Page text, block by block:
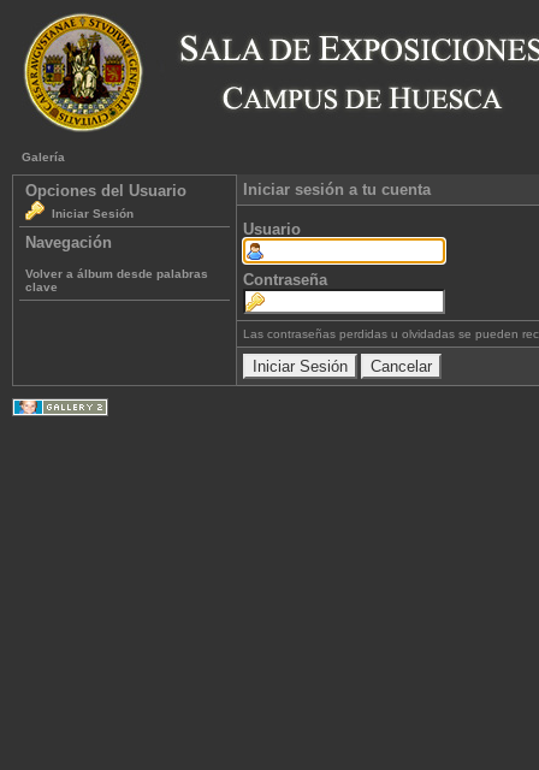
Galería
Opciones del Usuario
Iniciar Sesión
Navegación
Volver a álbum desde palabras
clave
Iniciar sesión a tu cuenta
Usuario
Contraseña
Las contraseñas perdidas u olvidadas se pueden